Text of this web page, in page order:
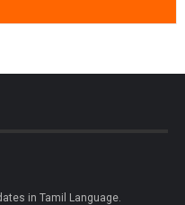
in Tamil Language.